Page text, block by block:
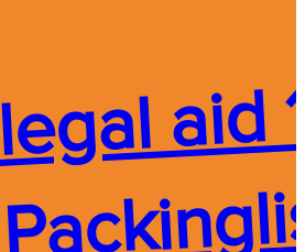
legal aid